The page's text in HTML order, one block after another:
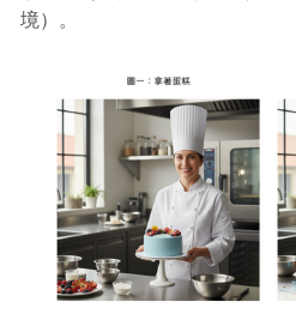
境）。